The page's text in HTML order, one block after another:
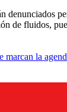
denunciados
de fluidos,
marcan la